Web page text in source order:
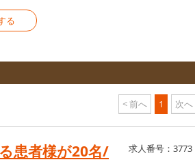
る
< 前へ 1 次へ
患者様が20名/
求人番号：3773